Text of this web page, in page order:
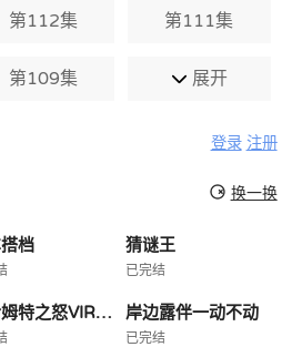
第112集 第111集
第109集 展开
登录 注册
换一换
档 猜谜王
已完结
巴哈姆特之怒VIRGINSOUL 岸边露伴一动不动
已完结